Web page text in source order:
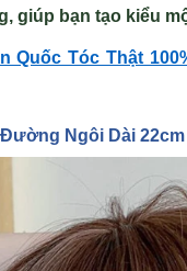
giúp bạn tạo kiểu
Quốc Tóc Thật
Ngôi Dài 22cm